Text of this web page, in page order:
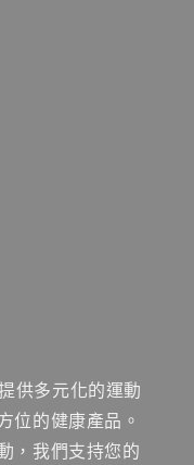
供多元化的運動
位的健康產品。
，我們支持您的